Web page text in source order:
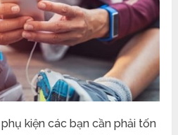
kiện các bạn cần phải tốn